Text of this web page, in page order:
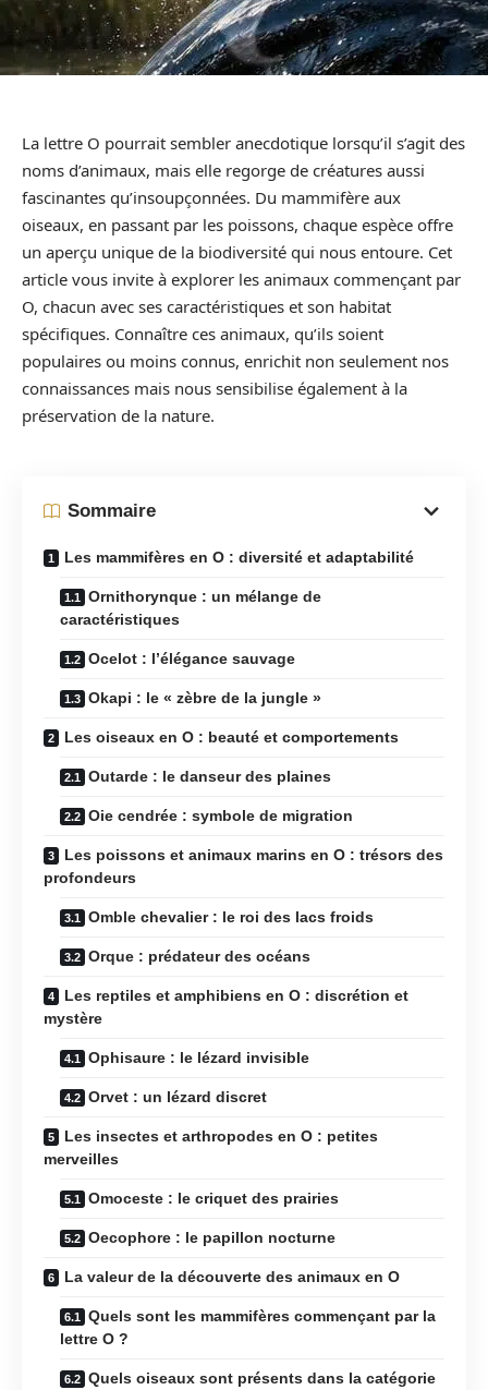
La lettre O pourrait sembler anecdotique lorsqu’il s’agit des
noms d’animaux, mais elle regorge de créatures aussi
fascinantes qu’insoupçonnées. Du mammifère aux
oiseaux, en passant par les poissons, chaque espèce offre
un aperçu unique de la biodiversité qui nous entoure. Cet
article vous invite à explorer les animaux commençant par
O, chacun avec ses caractéristiques et son habitat
spécifiques. Connaître ces animaux, qu’ils soient
populaires ou moins connus, enrichit non seulement nos
connaissances mais nous sensibilise également à la
préservation de la nature.
Sommaire
Les mammifères en O : diversité et adaptabilité
Ornithorynque : un mélange de
caractéristiques
Ocelot : l’élégance sauvage
Okapi : le « zèbre de la jungle »
Les oiseaux en O : beauté et comportements
Outarde : le danseur des plaines
Oie cendrée : symbole de migration
Les poissons et animaux marins en O : trésors des
profondeurs
Omble chevalier : le roi des lacs froids
Orque : prédateur des océans
Les reptiles et amphibiens en O : discrétion et
mystère
Ophisaure : le lézard invisible
Orvet : un lézard discret
Les insectes et arthropodes en O : petites
merveilles
Omoceste : le criquet des prairies
Oecophore : le papillon nocturne
La valeur de la découverte des animaux en O
Quels sont les mammifères commençant par la
lettre O ?
Quels oiseaux sont présents dans la catégorie